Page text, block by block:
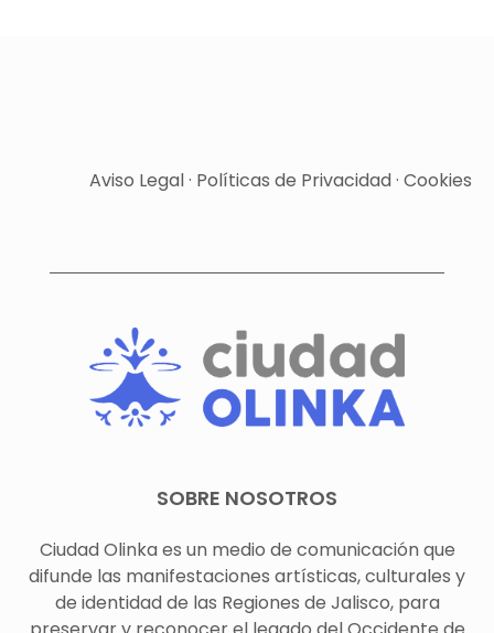
Aviso Legal· Políticas de Privacidad· Cookies
SOBRE NOSOTROS
Ciudad Olinka es un medio de comunicación que
difunde las manifestaciones artísticas, culturales y
de identidad de las Regiones de Jalisco, para